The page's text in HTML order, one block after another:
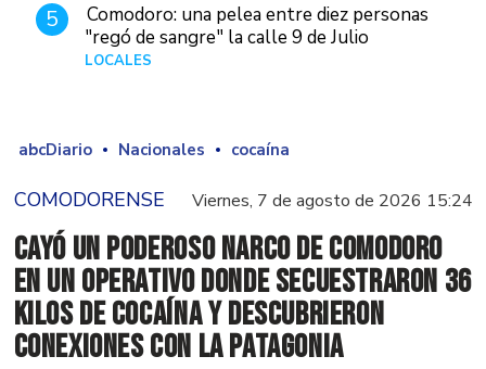
5
Comodoro: una pelea entre diez personas
"regó de sangre" la calle 9 de Julio
LOCALES
abcDiario Nacionales cocaína
COMODORENSE Viernes, 7 de agosto de 2026 15:24
Cayó un poderoso narco de Comodoro
en un operativo donde secuestraron 36
kilos de cocaína y descubrieron
conexiones con la Patagonia